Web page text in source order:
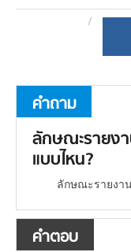
คำถาม
ลักษณะรายง
แบบไหน?
ลักษณะรายงา
คำตอบ